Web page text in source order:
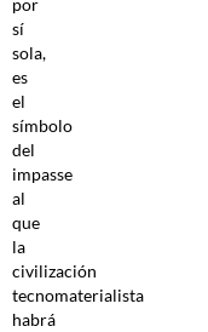
por
sí
sola,
es
el
símbolo
del
impasse
al
que
la
civilización
tecnomaterialista
habrá